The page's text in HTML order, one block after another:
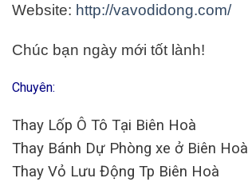
Website: http://vavodidong.com/
Chúc bạn ngày mới tốt lành!
Chuyên:
Thay Lốp Ô Tô Tại Biên Hoà
Thay Bánh Dự Phòng xe ở Biên Hoà
Thay Vỏ Lưu Động Tp Biên Hoà